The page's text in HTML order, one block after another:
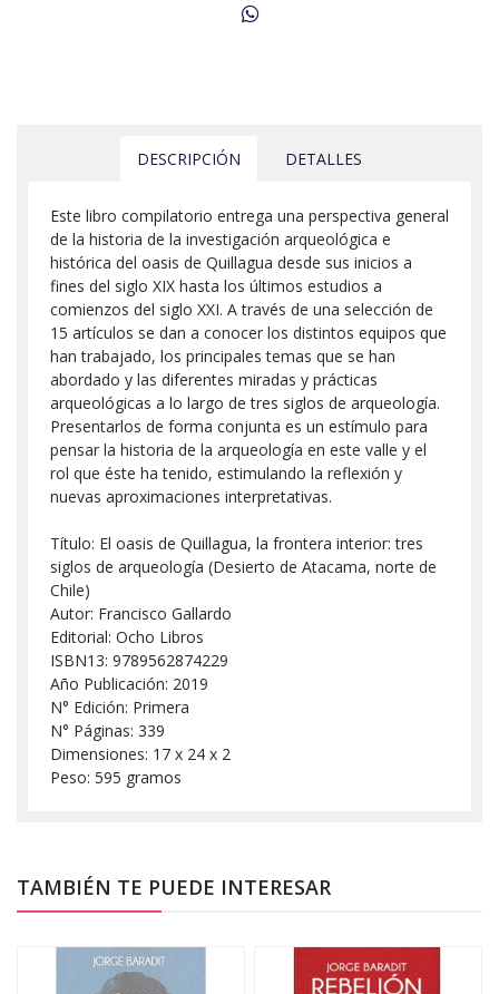
DESCRIPCIÓN DETALLES
Este libro compilatorio entrega una perspectiva general
de la historia de la investigación arqueológica e
histórica del oasis de Quillagua desde sus inicios a
fines del siglo XIX hasta los últimos estudios a
comienzos del siglo XXI. A través de una selección de
15 artículos se dan a conocer los distintos equipos que
han trabajado, los principales temas que se han
abordado y las diferentes miradas y prácticas
arqueológicas a lo largo de tres siglos de arqueología.
Presentarlos de forma conjunta es un estímulo para
pensar la historia de la arqueología en este valle y el
rol que éste ha tenido, estimulando la reflexión y
nuevas aproximaciones interpretativas.
Título: El oasis de Quillagua, la frontera interior: tres
siglos de arqueología (Desierto de Atacama, norte de
Chile)
Autor: Francisco Gallardo
Editorial: Ocho Libros
ISBN13: 9789562874229
Año Publicación: 2019
N° Edición: Primera
N° Páginas: 339
Dimensiones: 17 x 24 x 2
Peso: 595 gramos
TAMBIÉN TE PUEDE INTERESAR